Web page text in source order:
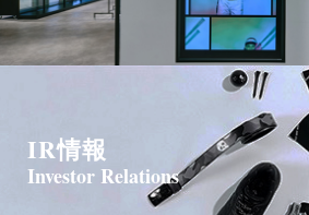
IR情報
Investor Relations